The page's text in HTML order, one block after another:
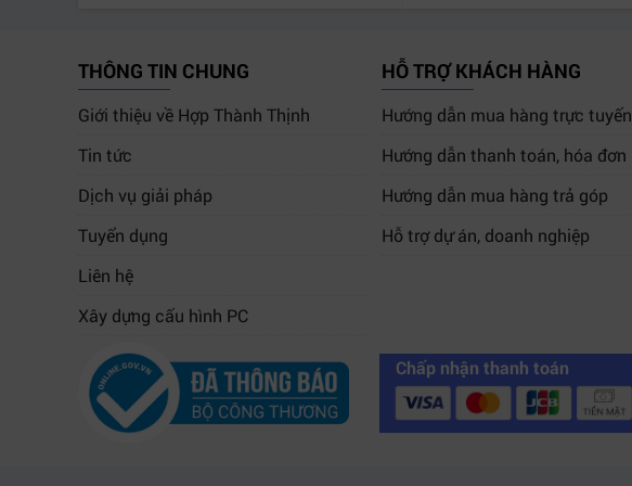
THÔNG TIN CHUNG
Giới thiệu về Hợp Thành Thịnh
Tin tức
Dịch vụ giải pháp
Tuyển dụng
Liên hệ
Xây dựng cấu hình PC
HỖ TRỢ KHÁCH HÀNG
Hướng dẫn mua hàng trực tuyến
Hướng dẫn thanh toán, hóa đơn
Hướng dẫn mua hàng trả góp
Hỗ trợ dự án, doanh nghiệp
Chấp nhận thanh toán